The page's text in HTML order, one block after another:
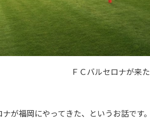
ＦＣバルセロナが来た
が福岡にやってきた、というお話です。